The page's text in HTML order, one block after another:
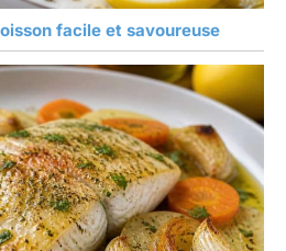
facile et savoureuse